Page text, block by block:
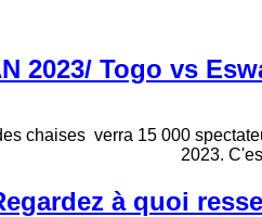
2023/ Togo vs
chaises verra 15 000
2023.
à quoi